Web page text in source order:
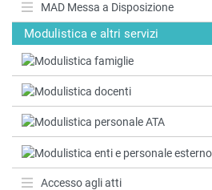
MAD Messa a Disposizione
Modulistica e altri servizi
Accesso agli atti